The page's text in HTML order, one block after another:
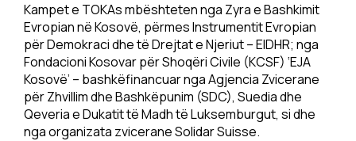
Kampet e TOKAs mbështeten nga Zyra e Bashkimit
Evropian në Kosovë, përmes Instrumentit Evropian
për Demokraci dhe të Drejtat e Njeriut – EIDHR; nga
Fondacioni Kosovar për Shoqëri Civile (KCSF) ‘EJA
Kosovë’ – bashkëfinancuar nga Agjencia Zvicerane
për Zhvillim dhe Bashkëpunim (SDC), Suedia dhe
Qeveria e Dukatit të Madh të Luksemburgut, si dhe
nga organizata zvicerane Solidar Suisse.